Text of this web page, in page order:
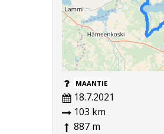
MAANTIE
18.7.2021
103 km
887 m